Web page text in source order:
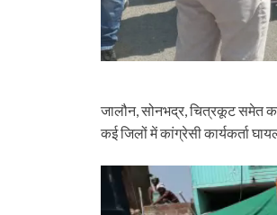
जालौन, सोनभद्र, चित्रकूट समेत
कई जिलों में कांग्रेसी कार्यकर्ता